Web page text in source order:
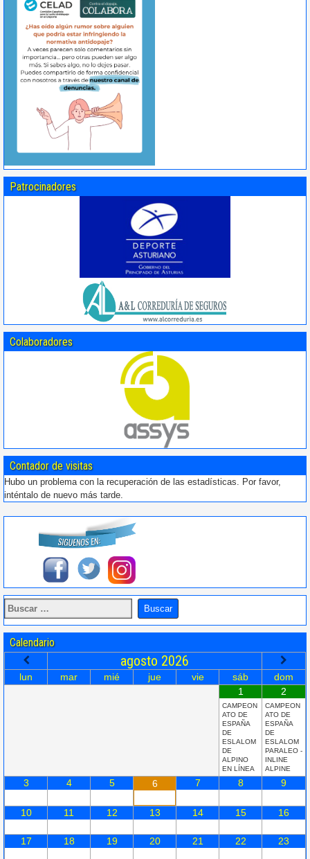
Patrocinadores
Colaboradores
Contador de visitas
Hubo un problema con la recuperación de las estadísticas. Por favor,
inténtalo de nuevo más tarde.
Calendario
agosto 2026
lun mar mié jue vie sáb
dom
1
CAMPEON
ATO DE
ESPAÑA
DE
ESLALOM
DE
ALPINO
EN LÍNEA
2
CAMPEON
ATO DE
ESPAÑA
DE
ESLALOM
PARALEO -
INLINE
ALPINE
3 4 5 6 7 8 9
10 11 12 13 14 15 16
17 18 19 20 21 22 23